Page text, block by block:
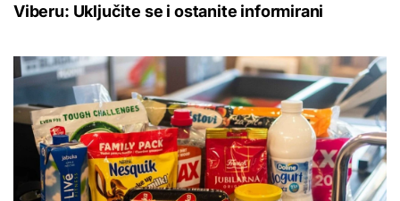
Viberu: Uključite se i ostanite informirani